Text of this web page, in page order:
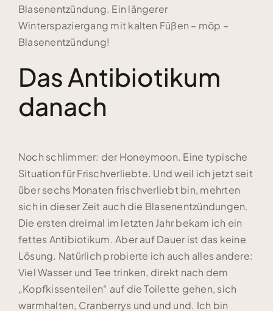
Blasenentzündung. Ein längerer
Winterspaziergang mit kalten Füßen – möp –
Blasenentzündung!
Das Antibiotikum
danach
Noch schlimmer: der Honeymoon. Eine typische
Situation für Frischverliebte. Und weil ich jetzt seit
über sechs Monaten frischverliebt bin, mehrten
sich in dieser Zeit auch die Blasenentzündungen.
Die ersten dreimal im letzten Jahr bekam ich ein
fettes Antibiotikum. Aber auf Dauer ist das keine
Lösung. Natürlich probierte ich auch alles andere:
Viel Wasser und Tee trinken, direkt nach dem
„Kopfkissenteilen“ auf die Toilette gehen, sich
warmhalten, Cranberrys und und und. Ich bin